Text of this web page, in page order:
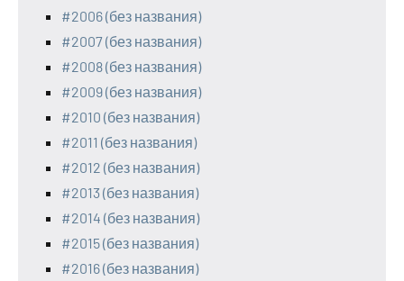
#2006 (без названия)
#2007 (без названия)
#2008 (без названия)
#2009 (без названия)
#2010 (без названия)
#2011 (без названия)
#2012 (без названия)
#2013 (без названия)
#2014 (без названия)
#2015 (без названия)
#2016 (без названия)